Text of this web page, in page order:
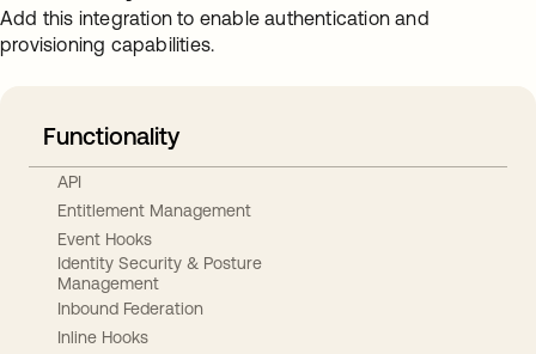
Add this integration to enable authentication and
provisioning capabilities.
Functionality
API
Entitlement Management
Event Hooks
Identity Security & Posture
Management
Inbound Federation
Inline Hooks